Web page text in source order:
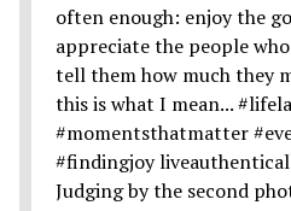
Judging by the second